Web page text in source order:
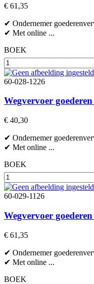
€ 61,35
✔ Ondernemer
✔ Met online ...
BOEK
60-028-1226
Wegvervoer goederen
€ 40,30
✔ Ondernemer
✔ Met online ...
BOEK
60-029-1126
Wegvervoer goederen
€ 61,35
✔ Ondernemer
✔ Met online ...
BOEK